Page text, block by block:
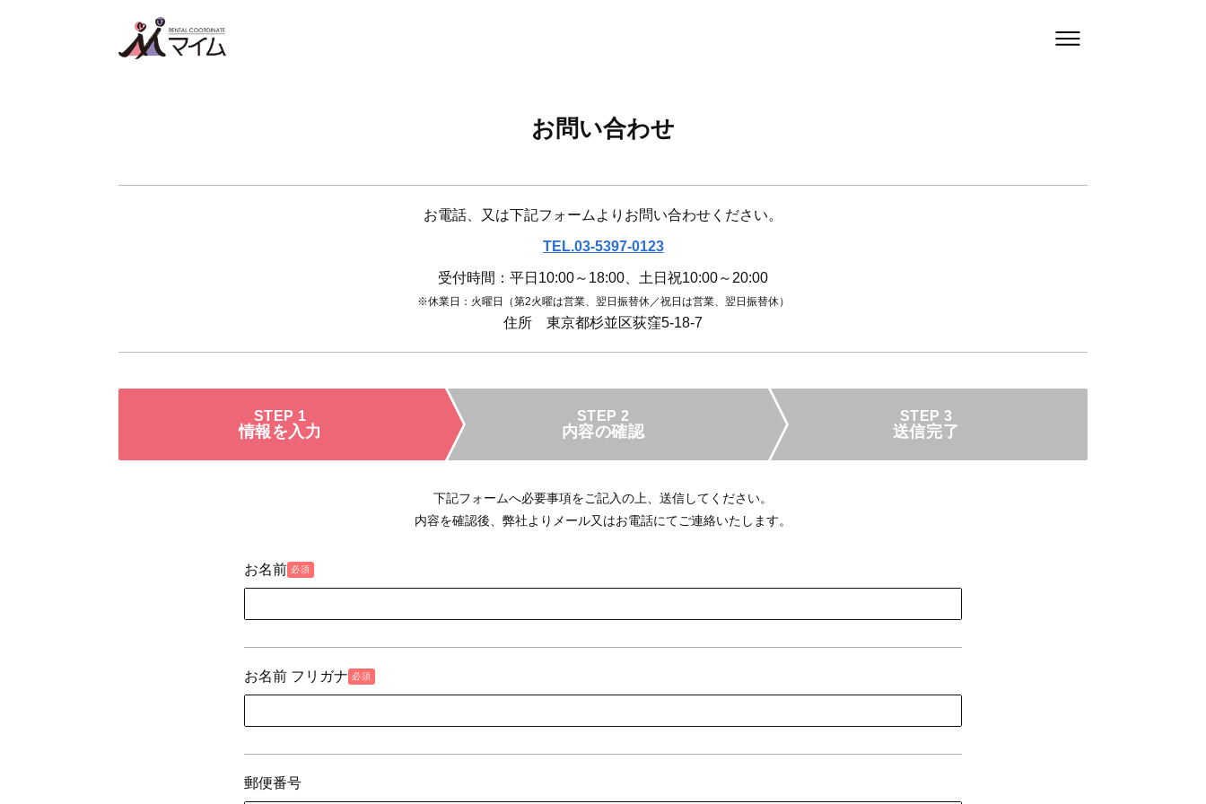
お問い合わせ
お電話、又は下記フォームより お問い合わせください。
TEL.03-5397-0123
受付時間：平日10:00～18:00、土日祝10:00～20:00
※休業日：火曜日（第2火曜は営業、翌日振替休／祝日は営業、翌日振替休）
住所 東京都杉並区荻窪5-18-7
STEP 1
情報を入力
STEP 2
内容の確認
STEP 3
送信完了
下記フォームへ必要事項をご記入の上、送信してください。
内容を確認後、弊社よりメール又はお電話にてご連絡いたします。
お名前 必須
お名前 フリガナ 必須
郵便番号